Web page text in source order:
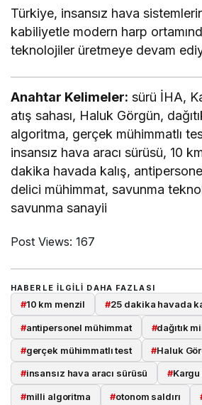
Türkiye, insansız hava
kabiliyetle modern harp
teknolojiler üretmeye devam
Anahtar Kelimeler: sürü İHA,
atış sahası, Haluk Görgün,
algoritma, gerçek mühimmatlı
insansız hava aracı sürüsü, 10
dakika havada kalış,
delici mühimmat, savunma
savunma sanayii
Post Views: 167
HABERLE ILGILI DAHA FAZLASI
#10 km menzil #25 dakika havada
#antipersonel mühimmat #dağıtık
#gerçek mühimmatlı test #Haluk
#insansız hava aracı sürüsü #Kargu
#milli algoritma #otonom saldırı